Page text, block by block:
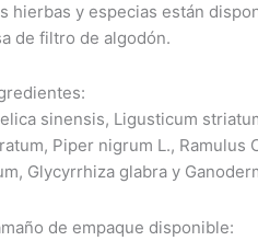
hierbas y especias están
de filtro de algodón.
sinensis, Ligusticum
Piper nigrum L., Ramulus
Glycyrrhiza glabra y
de empaque disponible: